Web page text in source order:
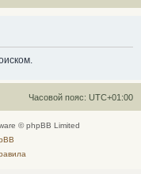
Часовой пояс: UTC+01:00
© phpBB Limited